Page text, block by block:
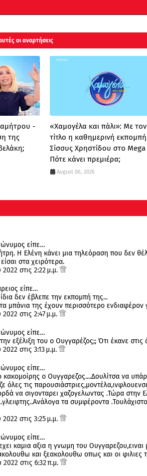
οι αναρτήσεις
-
της
«Χαμογέλα και πάλι»: Με τον
τίτλο η καθημερινή
Σίσσυς Χρηστίδου στο
Πότε κάνει πρεμιέρα;
August 06, 2026
είπε…
Η Ελένη κάνει μια τηλεόραση που δεν
στα χειρότερα.
στις 2:22 μ.μ.
είπε…
δεν έβλεπε την εκπομπή της...
μπάνια της έχουν περισσότερο ενδιαφέρον
στις 2:47 μ.μ.
είπε…
εξέλιξη του ο Ουγγαρέζος;; Ότι έκανε στις
στις 3:13 μ.μ.
είπε…
κακομοίρης ο Ουγγαρεζος....Δουλίτσα να
όλες τις
να σιγονταρει χαζογελωντας .Τώρα στην
τα συμφέροντα
στις 3:25 μ.μ.
είπε…
καμια αξια η γνωμη του
και ξεακολουθω οπως και οι φιλιες
στις 6:32 π.μ.